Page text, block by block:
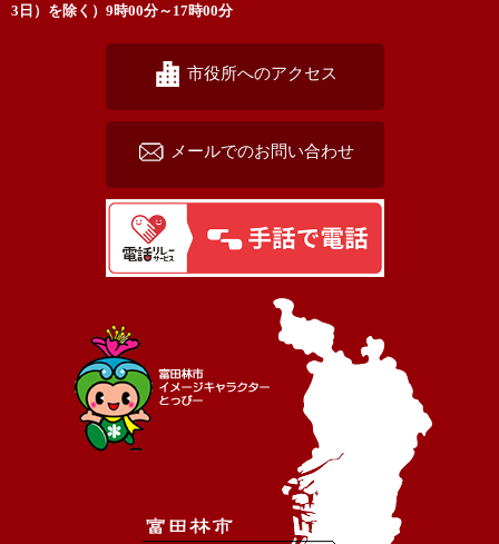
3日）を除く）9時00分～17時00分
市役所へのアクセス
メールでのお問い合わせ